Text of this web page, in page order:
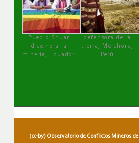
Pueblo Shuar
dice no a la
minería, Ecuador
defensora de la
tierra, Melchora,
Perú
(cc-by) Observatorio de Conflictos Mineros de